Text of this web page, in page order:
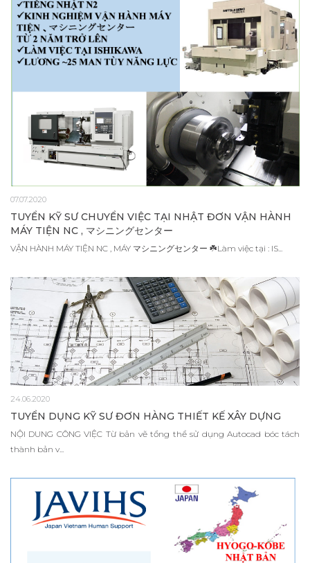
07.07.2020
TUYỂN KỸ SƯ CHUYỂN VIỆC TẠI NHẬT ĐƠN VẬN HÀNH
MÁY TIỆN NC , マシニングセンター
VẬN HÀNH MÁY TIỆN NC , MÁY マシニングセンター ☘️Làm việc tại : IS...
24.06.2020
TUYỂN DỤNG KỸ SƯ ĐƠN HÀNG THIẾT KẾ XÂY DỰNG
NỘI DUNG CÔNG VIỆC Từ bản vẽ tổng thể sử dụng Autocad bóc tách
thành bản v...